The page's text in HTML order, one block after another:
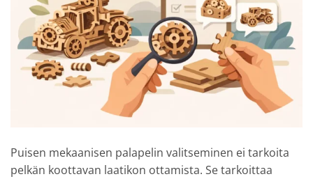
Puisen mekaanisen palapelin valitseminen ei tarkoita
pelkän koottavan laatikon ottamista. Se tarkoittaa